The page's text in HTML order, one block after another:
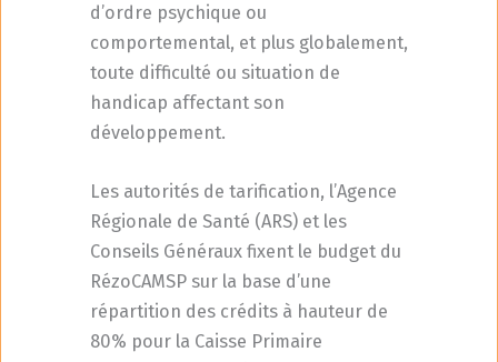
d’ordre psychique ou
comportemental, et plus globalement,
toute difficulté ou situation de
handicap affectant son
développement.
Les autorités de tarification, l’Agence
Régionale de Santé (ARS) et les
Conseils Généraux fixent le budget du
RézoCAMSP sur la base d’une
répartition des crédits à hauteur de
80% pour la Caisse Primaire